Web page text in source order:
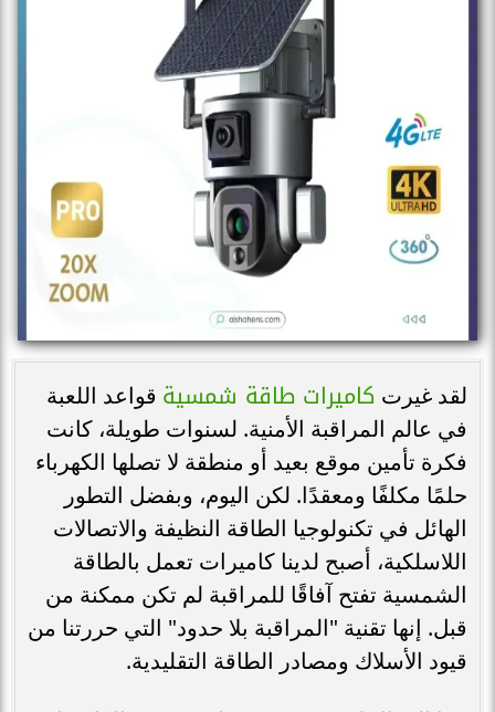
لقد غيرت كاميرات طاقة شمسية قواعد اللعبة
في عالم المراقبة الأمنية. لسنوات طويلة، كانت
فكرة تأمين موقع بعيد أو منطقة لا تصلها الكهرباء
حلمًا مكلفًا ومعقدًا. لكن اليوم، وبفضل التطور
الهائل في تكنولوجيا الطاقة النظيفة والاتصالات
اللاسلكية، أصبح لدينا كاميرات تعمل بالطاقة
الشمسية تفتح آفاقًا للمراقبة لم تكن ممكنة من
قبل. إنها تقنية "المراقبة بلا حدود" التي حررتنا من
قيود الأسلاك ومصادر الطاقة التقليدية.